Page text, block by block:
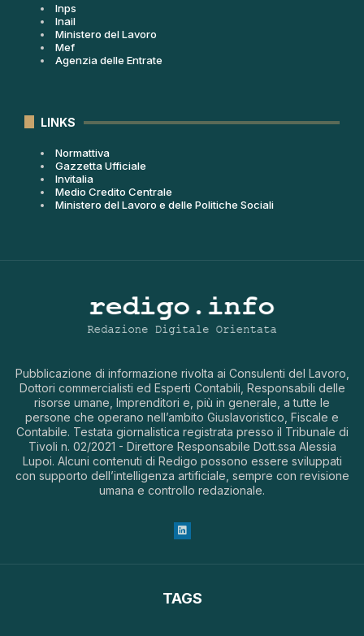
Inps
Inail
Ministero del Lavoro
Mef
Agenzia delle Entrate
LINKS
Normattiva
Gazzetta Ufficiale
Invitalia
Medio Credito Centrale
Ministero del Lavoro e delle Politiche Sociali
Pubblicazione di informazione rivolta ai Consulenti del Lavoro,
Dottori commercialisti ed Esperti Contabili, Responsabili delle
risorse umane, Imprenditori e, più in generale, a tutte le
persone che operano nell’ambito Giuslavoristico, Fiscale e
Contabile. Testata giornalistica registrata presso il Tribunale di
Tivoli n. 02/2021 - Direttore Responsabile Dott.ssa Alessia
Lupoi. Alcuni contenuti di Redigo possono essere sviluppati
con supporto dell’intelligenza artificiale, sempre con revisione
umana e controllo redazionale.
TAGS